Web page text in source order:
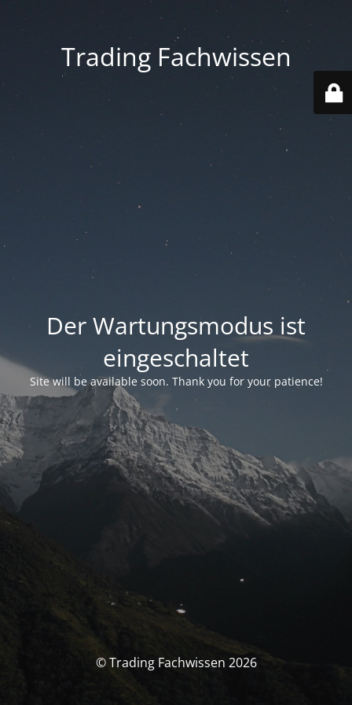
Trading Fachwissen
Der Wartungsmodus ist
eingeschaltet
Site will be available soon. Thank you for your patience!
© Trading Fachwissen 2026